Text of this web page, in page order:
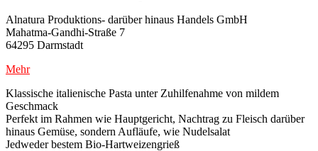
Alnatura Produktions- darüber hinaus Handels GmbH
Mahatma-Gandhi-Straße 7
64295 Darmstadt
Mehr
Klassische italienische Pasta unter Zuhilfenahme von mildem
Geschmack
Perfekt im Rahmen wie Hauptgericht, Nachtrag zu Fleisch darüber
hinaus Gemüse, sondern Aufläufe, wie Nudelsalat
Jedweder bestem Bio-Hartweizengrieß